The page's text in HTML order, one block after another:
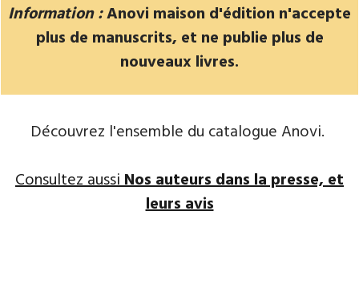
Information :Anovi maison d'édition n'accepte
plus de manuscrits, et ne publie plus de
nouveaux livres.
Découvrez l'ensemble du catalogue Anovi.
Consultez aussiNos auteurs dans la presse, et
leurs avis